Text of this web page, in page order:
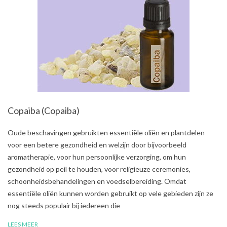
Copaiba (Copaiba)
2021-
Oude beschavingen gebruikten essentiële oliën en plantdelen
voor een betere gezondheid en welzijn door bijvoorbeeld
aromatherapie, voor hun persoonlijke verzorging, om hun
gezondheid op peil te houden, voor religieuze ceremonies,
schoonheidsbehandelingen en voedselbereiding. Omdat
essentiële oliën kunnen worden gebruikt op vele gebieden zijn ze
nog steeds populair bij iedereen die
LEES MEER